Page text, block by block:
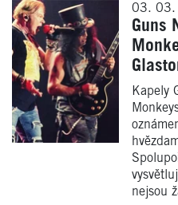
03. 03.
Guns
Kapely
nejsou